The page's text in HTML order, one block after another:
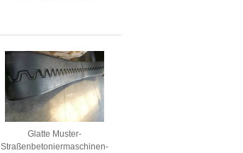
Glatte Muster-
Straßenbetoniermaschinen-